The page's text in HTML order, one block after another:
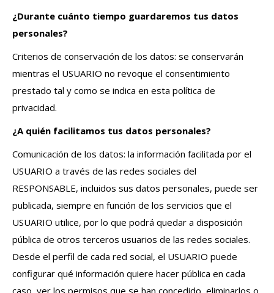
¿Durante cuánto tiempo guardaremos tus datos
personales?
Criterios de conservación de los datos: se conservarán
mientras el USUARIO no revoque el consentimiento
prestado tal y como se indica en esta política de
privacidad.
¿A quién facilitamos tus datos personales?
Comunicación de los datos: la información facilitada por el
USUARIO a través de las redes sociales del
RESPONSABLE, incluidos sus datos personales, puede ser
publicada, siempre en función de los servicios que el
USUARIO utilice, por lo que podrá quedar a disposición
pública de otros terceros usuarios de las redes sociales.
Desde el perfil de cada red social, el USUARIO puede
configurar qué información quiere hacer pública en cada
caso, ver los permisos que se han concedido, eliminarlos o